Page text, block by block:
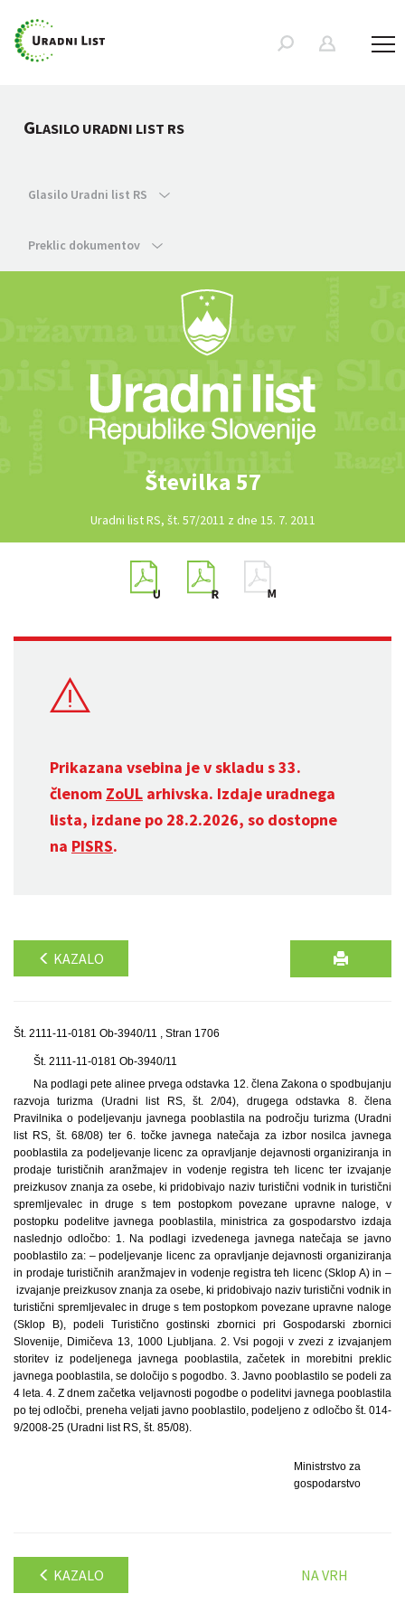
GLASILO URADNI LIST RS
Glasilo Uradni list RS
Preklic dokumentov
Številka 57
Uradni list RS, št. 57/2011 z dne 15. 7. 2011
Prikazana vsebina je v skladu s 33.
členom ZoUL arhivska. Izdaje uradnega
lista, izdane po 28.2.2026, so dostopne
na PISRS.
KAZALO
Št. 2111-11-0181 Ob-3940/11 , Stran 1706
Št. 2111-11-0181 Ob-3940/11
Na podlagi pete alinee prvega odstavka 12. člena Zakona o spodbujanju
razvoja turizma (Uradni list RS, št. 2/04), drugega odstavka 8. člena
Pravilnika o podeljevanju javnega pooblastila na področju turizma (Uradni
list RS, št. 68/08) ter 6. točke javnega natečaja za izbor nosilca javnega
pooblastila za podeljevanje licenc za opravljanje dejavnosti organiziranja in
prodaje turističnih aranžmajev in vodenje registra teh licenc ter izvajanje
preizkusov znanja za osebe, ki pridobivajo naziv turistični vodnik in turistični
spremljevalec in druge s tem postopkom povezane upravne naloge, v
postopku podelitve javnega pooblastila, ministrica za gospodarstvo izdaja
naslednjo odločbo: 1. Na podlagi izvedenega javnega natečaja se javno
pooblastilo za: – podeljevanje licenc za opravljanje dejavnosti organiziranja
in prodaje turističnih aranžmajev in vodenje registra teh licenc (Sklop A) in –
izvajanje preizkusov znanja za osebe, ki pridobivajo naziv turistični vodnik in
turistični spremljevalec in druge s tem postopkom povezane upravne naloge
(Sklop B), podeli Turistično gostinski zbornici pri Gospodarski zbornici
Slovenije, Dimičeva 13, 1000 Ljubljana. 2. Vsi pogoji v zvezi z izvajanjem
storitev iz podeljenega javnega pooblastila, začetek in morebitni preklic
javnega pooblastila, se določijo s pogodbo. 3. Javno pooblastilo se podeli za
4 leta. 4. Z dnem začetka veljavnosti pogodbe o podelitvi javnega pooblastila
po tej odločbi, preneha veljati javno pooblastilo, podeljeno z odločbo št. 014-
9/2008-25 (Uradni list RS, št. 85/08).
Ministrstvo za
gospodarstvo
KAZALO NA VRH